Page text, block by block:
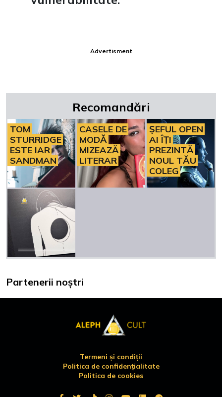
Advertisment
Recomandări
TOM
STURRIDGE
ESTE IAR
SANDMAN
CASELE DE
MODĂ
MIZEAZĂ
LITERAR
ȘEFUL OPEN
AI ÎȚI
PREZINTĂ
NOUL TĂU
COLEG
Partenerii noștri
Termeni și condiții
Politica de confidențialitate
Politica de cookies